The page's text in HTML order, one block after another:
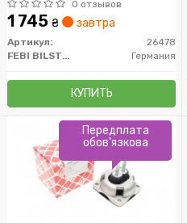
ступенчатая коробка передач
0 отзывов
1 745 ₴ завтра
Артикул:
26478
FEBI BILSTEIN
Германия
КУПИТЬ
Передплата
обов'язкова